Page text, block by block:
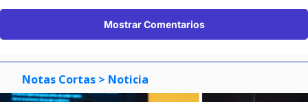
Mostrar Comentarios
Notas Cortas > Noticia